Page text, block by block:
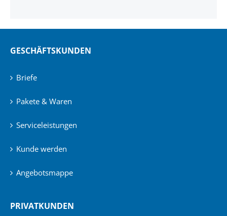
GESCHÄFTSKUNDEN
Briefe
Pakete & Waren
Serviceleistungen
Kunde werden
Angebotsmappe
PRIVATKUNDEN